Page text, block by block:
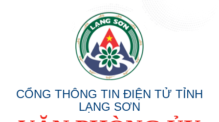
CỔNG THÔNG TIN ĐIỆN TỬ TỈNH
LẠNG SƠN